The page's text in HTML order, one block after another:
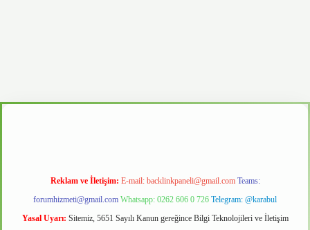
Reklam ve İletişim: E-mail: backlinkpaneli@gmail.com Teams:
forumhizmeti@gmail.com Whatsapp: 0262 606 0 726 Telegram: @karabul
Yasal Uyarı: Sitemiz, 5651 Sayılı Kanun gereğince Bilgi Teknolojileri ve İletişim